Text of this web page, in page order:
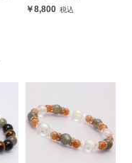
8,800